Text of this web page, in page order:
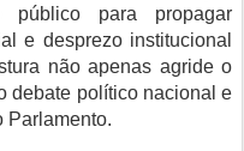
público para propagar
e desprezo institucional
não apenas agride o
debate político nacional e
Parlamento.